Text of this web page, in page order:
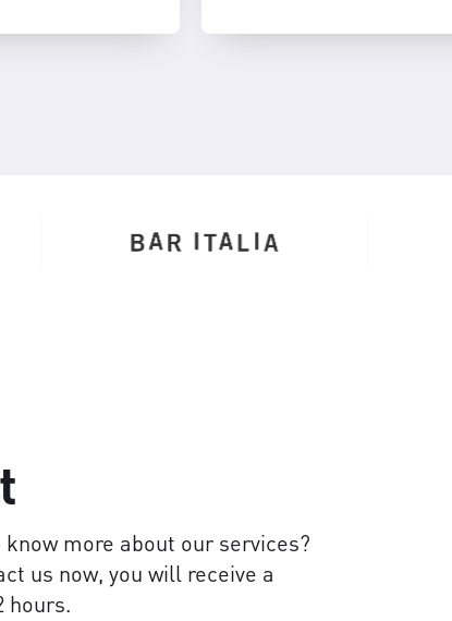
worden.
more about our services?
us now, you will receive a
hours.